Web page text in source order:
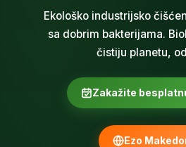
Ekološko industrijsko
sa dobrim bakterijama.
čistiju planetu,
Zakažite
Ezo